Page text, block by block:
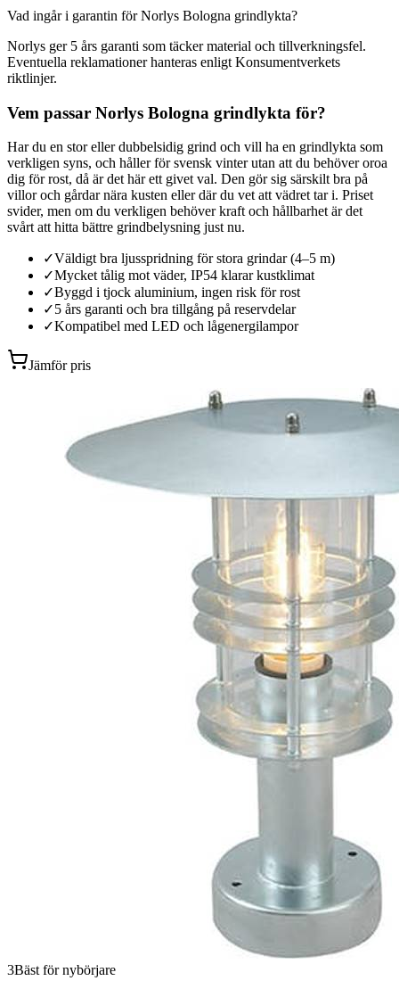
Vad ingår i garantin för Norlys Bologna grindlykta?
Norlys ger 5 års garanti som täcker material och tillverkningsfel.
Eventuella reklamationer hanteras enligt Konsumentverkets
riktlinjer.
Vem passar Norlys Bologna grindlykta för?
Har du en stor eller dubbelsidig grind och vill ha en grindlykta som
verkligen syns, och håller för svensk vinter utan att du behöver oroa
dig för rost, då är det här ett givet val. Den gör sig särskilt bra på
villor och gårdar nära kusten eller där du vet att vädret tar i. Priset
svider, men om du verkligen behöver kraft och hållbarhet är det
svårt att hitta bättre grindbelysning just nu.
✓Väldigt bra ljusspridning för stora grindar (4–5 m)
✓Mycket tålig mot väder, IP54 klarar kustklimat
✓Byggd i tjock aluminium, ingen risk för rost
✓5 års garanti och bra tillgång på reservdelar
✓Kompatibel med LED och lågenergilampor
Jämför pris
3Bäst för nybörjare